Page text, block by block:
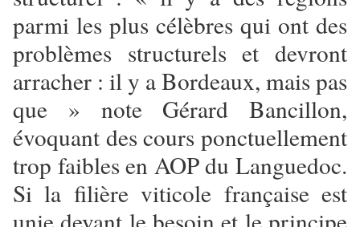
parmi les plus célèbres qui ont des
problèmes structurels et devront
arracher : il y a Bordeaux, mais pas
que » note Gérard Bancillon,
évoquant des cours ponctuellement
trop faibles en AOP du Languedoc.
Si la filière viticole française est